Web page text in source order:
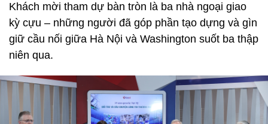
Khách mời tham dự bàn tròn là ba nhà ngoại giao
kỳ cựu – những người đã góp phần tạo dựng và gìn
giữ cầu nối giữa Hà Nội và Washington suốt ba thập
niên qua.